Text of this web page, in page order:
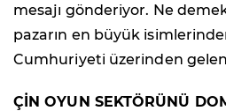
mesajı gönderiyor. Ne
pazarın en büyük
Cumhuriyeti üzerinden
ÇİN OYUN SEKTÖRÜNÜ